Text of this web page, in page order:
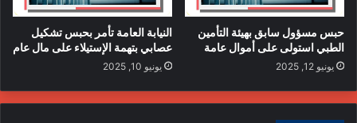
حبس مسؤول سابق بهيئة التأمين
الطبي استولى على أموال عامة
يونيو 12, 2025
النيابة العامة تأمر بحبس تشكيل
عصابي بتهمة الإستيلاء على مال عام
يونيو 10, 2025